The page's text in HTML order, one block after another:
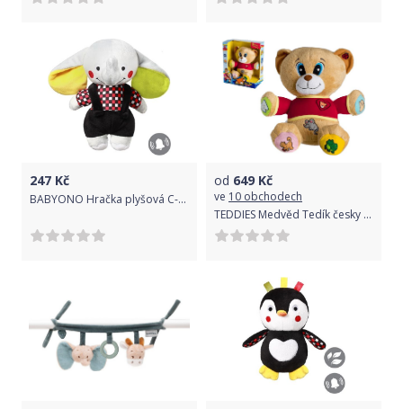
247 Kč
BABYONO Hračka plyšová C-MORE slon Andy 24x27cm
od 649 Kč
ve 10 obchodech
TEDDIES Medvěd Tedík česky mluvící